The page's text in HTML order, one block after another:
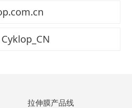
拉伸膜产品线